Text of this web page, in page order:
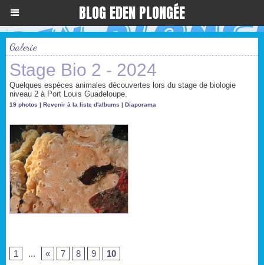
BLOG EDEN PLONGÉE
Galerie
Stage Bio 2 - 2024
Quelques espèces animales découvertes lors du stage de biologie
niveau 2 à Port Louis Guadeloupe.
19 photos | Revenir à la liste d'albums | Diaporama
1 ... « 7 8 9 10